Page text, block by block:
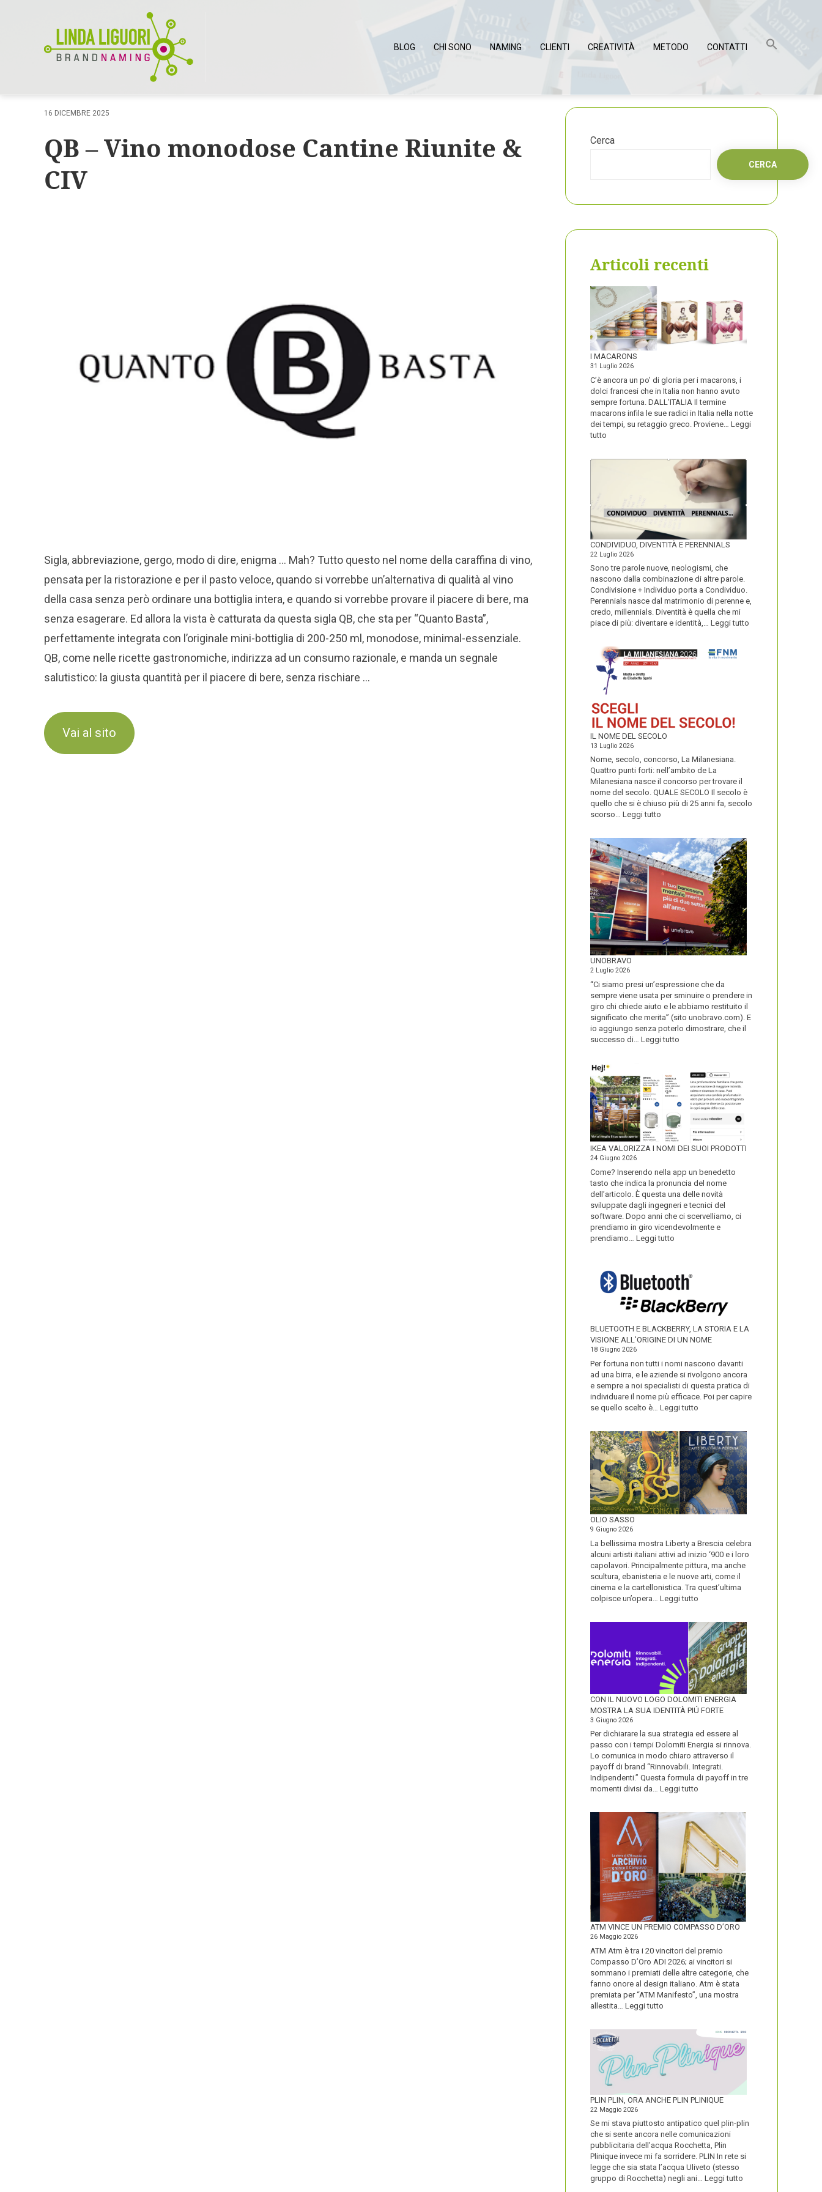
BLOG CHI SONO NAMING CLIENTI CREATIVITÀ METODO CONTATTI
16 DICEMBRE 2025
QB – Vino monodose Cantine Riunite &
CIV
Sigla, abbreviazione, gergo, modo di dire, enigma … Mah? Tutto questo nel nome della caraffina di vino,
pensata per la ristorazione e per il pasto veloce, quando si vorrebbe un’alternativa di qualità al vino
della casa senza però ordinare una bottiglia intera, e quando si vorrebbe provare il piacere di bere, ma
senza esagerare. Ed allora la vista è catturata da questa sigla QB, che sta per “Quanto Basta”,
perfettamente integrata con l’originale mini-bottiglia di 200-250 ml, monodose, minimal-essenziale.
QB, come nelle ricette gastronomiche, indirizza ad un consumo razionale, e manda un segnale
salutistico: la giusta quantità per il piacere di bere, senza rischiare …
Vai al sito
Cerca
CERCA
Articoli recenti
I MACARONS
31 Luglio 2026
C’è ancora un po’ di gloria per i macarons, i
dolci francesi che in Italia non hanno avuto
sempre fortuna. DALL’ITALIA Il termine
macarons infila le sue radici in Italia nella notte
dei tempi, su retaggio greco. Proviene… Leggi
tutto
CONDIVIDUO, DIVENTITÀ E PERENNIALS
22 Luglio 2026
Sono tre parole nuove, neologismi, che
nascono dalla combinazione di altre parole.
Condivisione + Individuo porta a Condividuo.
Perennials nasce dal matrimonio di perenne e,
credo, millennials. Diventità è quella che mi
piace di più: diventare e identità,… Leggi tutto
IL NOME DEL SECOLO
13 Luglio 2026
Nome, secolo, concorso, La Milanesiana.
Quattro punti forti: nell’ambito de La
Milanesiana nasce il concorso per trovare il
nome del secolo. QUALE SECOLO Il secolo è
quello che si è chiuso più di 25 anni fa, secolo
scorso… Leggi tutto
NOME
DEL
SECOLO
UNOBRAVO
2 Luglio 2026
“Ci siamo presi un’espressione che da
sempre viene usata per sminuire o prendere in
giro chi chiede aiuto e le abbiamo restituito il
significato che merita” (sito unobravo.com). E
io aggiungo senza poterlo dimostrare, che il
successo di… Leggi tutto
IKEA VALORIZZA I NOMI DEI SUOI PRODOTTI
24 Giugno 2026
Come? Inserendo nella app un benedetto
tasto che indica la pronuncia del nome
dell’articolo. È questa una delle novità
sviluppate dagli ingegneri e tecnici del
software. Dopo anni che ci scervelliamo, ci
prendiamo in giro vicendevolmente e
prendiamo… Leggi tutto
NOMI
DEI
SUOI
PRODOTTI
BLUETOOTH E BLACKBERRY, LA STORIA E LA
VISIONE ALL’ORIGINE DI UN NOME
18 Giugno 2026
Per fortuna non tutti i nomi nascono davanti
ad una birra, e le aziende si rivolgono ancora
e sempre a noi specialisti di questa pratica di
individuare il nome più efficace. Poi per capire
se quello scelto è… Leggi tutto
BLACKBERRY,
LA
STORIA
E
LA
VISIONE
ALL’ORIGINE
DI
NOME
OLIO SASSO
9 Giugno 2026
La bellissima mostra Liberty a Brescia celebra
alcuni artisti italiani attivi ad inizio ‘900 e i loro
capolavori. Principalmente pittura, ma anche
scultura, ebanisteria e le nuove arti, come il
cinema e la cartellonistica. Tra quest’ultima
colpisce un’opera… Leggi tutto
CON IL NUOVO LOGO DOLOMITI ENERGIA
MOSTRA LA SUA IDENTITÀ PIÚ FORTE
3 Giugno 2026
Per dichiarare la sua strategia ed essere al
passo con i tempi Dolomiti Energia si rinnova.
Lo comunica in modo chiaro attraverso il
payoff di brand “Rinnovabili. Integrati.
Indipendenti.” Questa formula di payoff in tre
momenti divisi da… Leggi tutto
LOGO
DOLOMITI
ENERGIA
MOSTRA
LA
SUA
IDENTITÀ
PIÚ
FORTE
ATM VINCE UN PREMIO COMPASSO D’ORO
26 Maggio 2026
ATM Atm è tra i 20 vincitori del premio
Compasso D’Oro ADI 2026; ai vincitori si
sommano i premiati delle altre categorie, che
fanno onore al design italiano. Atm è stata
premiata per “ATM Manifesto”, una mostra
allestita… Leggi tutto
PREMIO
COMPASSO
D’ORO
PLIN PLIN, ORA ANCHE PLIN PLINIQUE
22 Maggio 2026
Se mi stava piuttosto antipatico quel plin-plin
che si sente ancora nelle comunicazioni
pubblicitaria dell’acqua Rocchetta, Plin
Plinique invece mi fa sorridere. PLIN In rete si
legge che sia stata l’acqua Uliveto (stesso
gruppo di Rocchetta) negli ani… Leggi tutto